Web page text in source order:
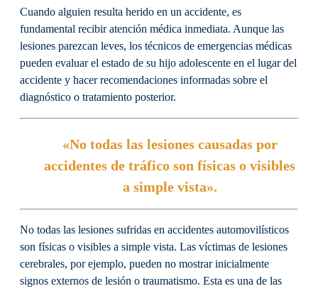
Cuando alguien resulta herido en un accidente, es
fundamental recibir atención médica inmediata. Aunque las
lesiones parezcan leves, los técnicos de emergencias médicas
pueden evaluar el estado de su hijo adolescente en el lugar del
accidente y hacer recomendaciones informadas sobre el
diagnóstico o tratamiento posterior.
«No todas las lesiones causadas por
accidentes de tráfico son físicas o visibles
a simple vista».
No todas las lesiones sufridas en accidentes automovilísticos
son físicas o visibles a simple vista. Las víctimas de lesiones
cerebrales, por ejemplo, pueden no mostrar inicialmente
signos externos de lesión o traumatismo. Esta es una de las